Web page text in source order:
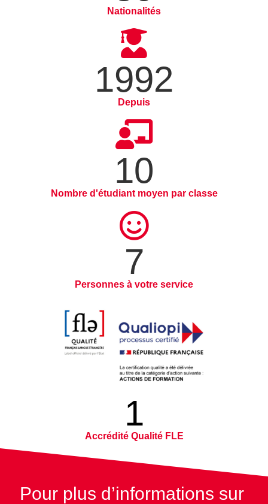
Nationalités
Depuis
1992
Nombre d'étudiant moyen par classe
10
Personnes à votre service
7
Accrédité Qualité FLE
1
Pour plus d’informations sur